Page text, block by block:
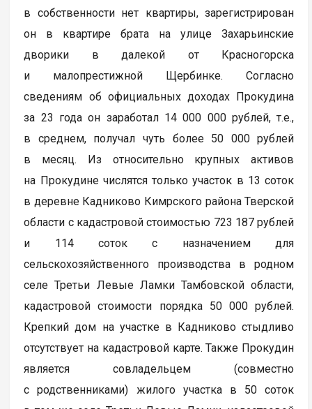
в собственности нет квартиры, зарегистрирован
он в квартире брата на улице Захарьинские
дворики в далекой от Красногорска
и малопрестижной Щербинке. Согласно
сведениям об официальных доходах Прокудина
за 23 года он заработал 14 000 000 рублей, т.е.,
в среднем, получал чуть более 50 000 рублей
в месяц. Из относительно крупных активов
на Прокудине числятся только участок в 13 соток
в деревне Кадниково Кимрского района Тверской
области с кадастровой стоимостью 723 187 рублей
и 114 соток с назначением для
сельскохозяйственного производства в родном
селе Третьи Левые Ламки Тамбовской области,
кадастровой стоимости порядка 50 000 рублей.
Крепкий дом на участке в Кадниково стыдливо
отсутствует на кадастровой карте. Также Прокудин
является совладельцем (совместно
с родственниками) жилого участка в 50 соток